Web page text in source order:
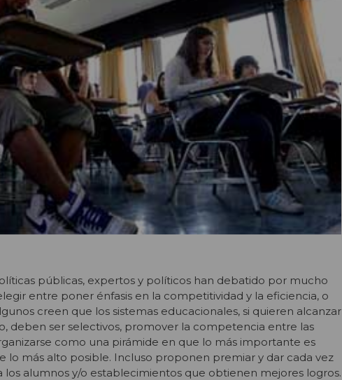
públicas, expertos y políticos han debatido por mucho
entre poner énfasis en la competitividad y la eficiencia, o
creen que los sistemas educacionales, si quieren alcanzar
deben ser selectivos, promover la competencia entre las
como una pirámide en que lo más importante es
lo más alto posible. Incluso proponen premiar y dar cada vez
los alumnos y/o establecimientos que obtienen mejores logros.